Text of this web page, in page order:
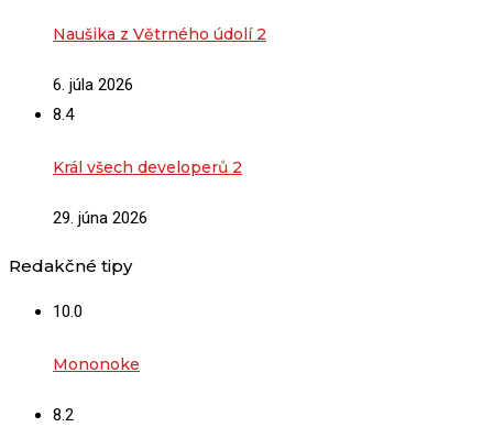
Naušika z Větrného údolí 2
6. júla 2026
8.4
Král všech developerů 2
29. júna 2026
Redakčné tipy
10.0
Mononoke
8.2